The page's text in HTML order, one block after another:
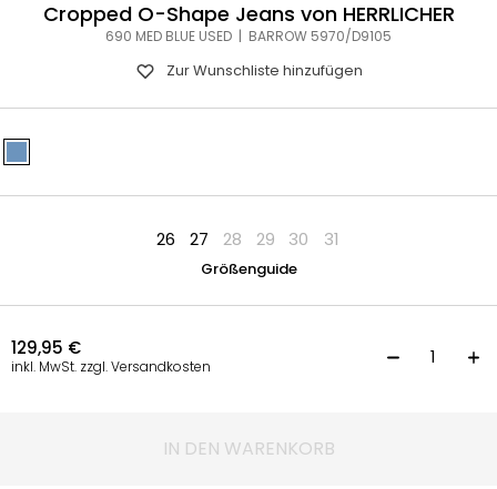
Cropped O-Shape Jeans von HERRLICHER
690 MED BLUE USED | BARROW 5970/D9105
Zur Wunschliste hinzufügen
26 27 28 29 30 31
Größenguide
129,95 €
inkl. MwSt. zzgl. Versandkosten
IN DEN WARENKORB